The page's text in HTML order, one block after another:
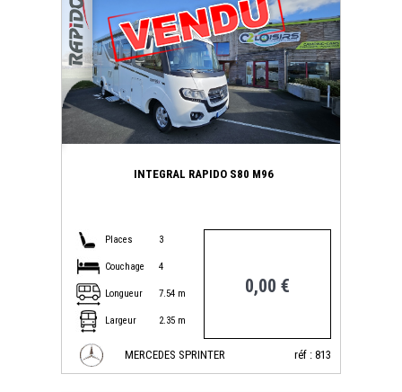
INTEGRAL RAPIDO S80 M96
Places 3
Couchage 4
Longueur 7.54 m
Largeur 2.35 m
0,00 €
MERCEDES SPRINTER réf : 813